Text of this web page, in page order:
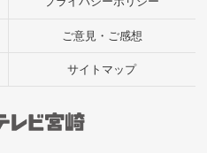
ご意見・ご感想
サイトマップ